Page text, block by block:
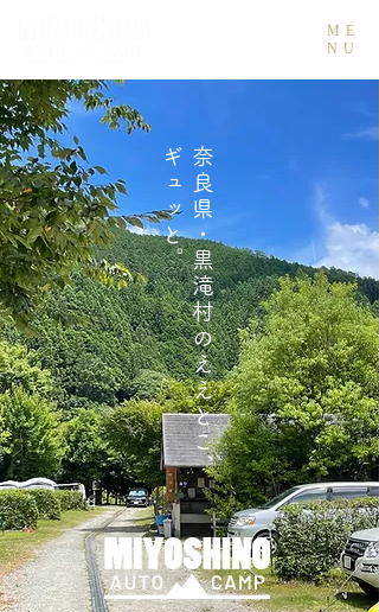
ME
NU
奈
良
県
・
黒
滝
村
の
え
え
と
こ
、
ギ
ュ
ッ
と
。